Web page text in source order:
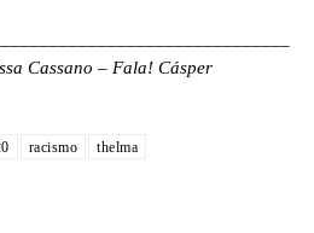
Cassano – Fala! Cásper
racismo thelma